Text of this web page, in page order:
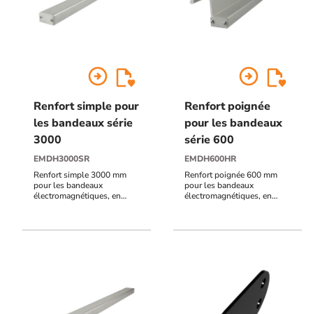
arrow_circle_right
Renfort simple pour
les bandeaux série
3000
EMDH3000SR
Renfort simple 3000 mm
pour les bandeaux
électromagnétiques, en
arrow_circle_right
Renfort poignée
pour les bandeaux
série 600
EMDH600HR
Renfort poignée 600 mm
pour les bandeaux
électromagnétiques, en